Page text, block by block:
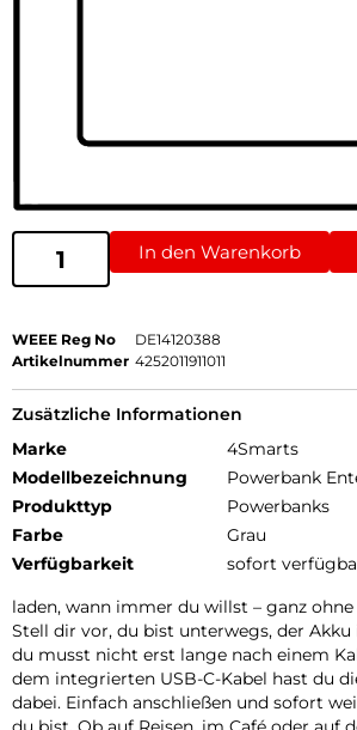
In den Warenkorb
WEEE Reg No
DE14120388
Artikelnummer 4252011911011
Zusätzliche Informationen
Marke
4Smarts
Modellbezeichnung
Powerbank
Produkttyp
Powerbanks
Farbe
Grau
Verfügbarkeit
sofort
laden, wann immer du willst – ganz ohne
Stell dir vor, du bist unterwegs, der Akku
du musst nicht erst lange nach einem
dem integrierten USB-C-Kabel hast du
dabei. Einfach anschließen und sofort